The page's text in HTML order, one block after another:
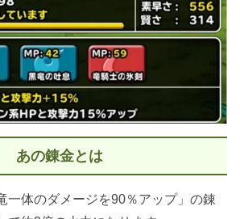
あの錬金とは
一体のダメージを90％アップ」の錬